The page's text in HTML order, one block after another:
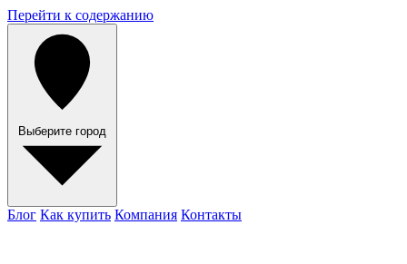
Перейти к содержанию
Выберите город
Блог Как купить Компания Контакты